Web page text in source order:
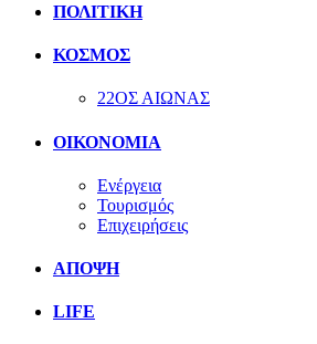
ΠΟΛΙΤΙΚΗ
ΚΟΣΜΟΣ
22ΟΣ ΑΙΩΝΑΣ
ΟΙΚΟΝΟΜΙΑ
Ενέργεια
Τουρισμός
Επιχειρήσεις
ΑΠΟΨΗ
LIFE